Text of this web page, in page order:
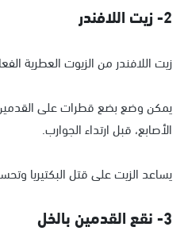
2- زيت اللافندر
زيت اللافندر من الزيوت العطرية
يمكن وضع بضع قطرات على
الأصابع، قبل ارتداء الجوارب.
يساعد الزيت على قتل البكتيريا
3- نقع القدمين بالخل